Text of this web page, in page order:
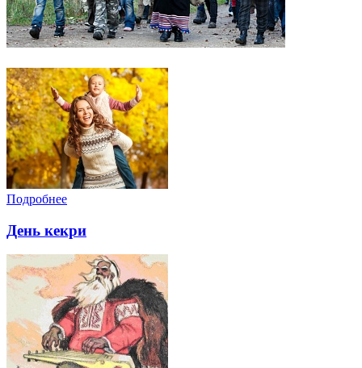
Подробнее
День кекри